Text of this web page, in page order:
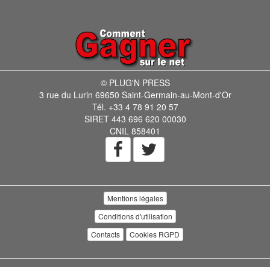
© PLUG'N PRESS
3 rue du Lurin 69650 Saint-Germain-au-Mont-d'Or
Tél. +33 4 78 91 20 57
SIRET 443 696 620 00030
CNIL 858401
Mentions légales
Conditions d'utilisation
Contacts
Cookies RGPD